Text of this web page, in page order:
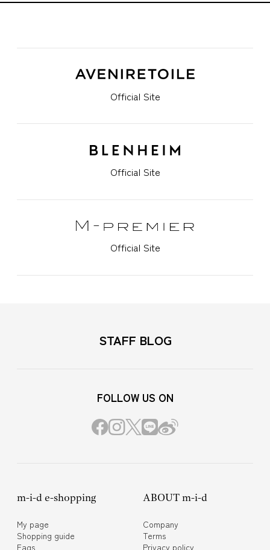
Official Site
Official Site
Official Site
STAFF BLOG
FOLLOW US ON
m-i-d e-shopping
My page
Shopping guide
Faqs
ABOUT m-i-d
Company
Terms
Privacy policy